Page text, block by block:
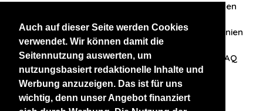
Auch auf dieser Seite werden Cookies
verwendet. Wir können damit die
Seitennutzung auswerten, um
nutzungsbasiert redaktionelle Inhalte und
Werbung anzuzeigen. Das ist für uns
wichtig, denn unser Angebot finanziert
Zuschriften/Erfahrungen
Datenschutzerklärung AGB Datenschutzrichtlinien
Nehmen Sie Kontakt mit uns auf FAQ
Unsere anderen Websites